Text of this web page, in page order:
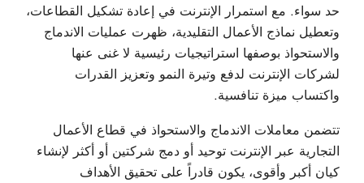
حد سواء. مع استمرار الإنترنت في إعادة تشكيل القطاعات،
وتعطيل نماذج الأعمال التقليدية، ظهرت عمليات الاندماج
والاستحواذ بوصفها استراتيجيات رئيسية لا غنى عنها
لشركات الإنترنت لدفع وتيرة النمو وتعزيز القدرات
واكتساب ميزة تنافسية.
تتضمن معاملات الاندماج والاستحواذ في قطاع الأعمال
التجارية عبر الإنترنت توحيد أو دمج شركتين أو أكثر لإنشاء
كيان أكبر وأقوى، يكون قادراً على تحقيق الأهداف